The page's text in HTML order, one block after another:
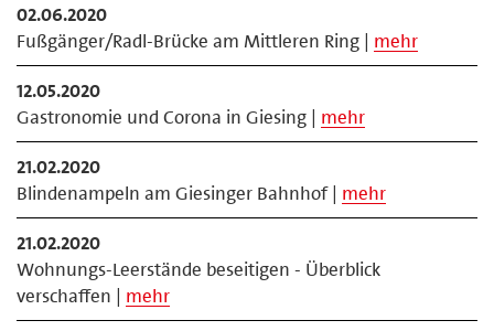
02.06.2020
Fußgänger/Radl-Brücke am Mittleren Ring | mehr
12.05.2020
Gastronomie und Corona in Giesing | mehr
21.02.2020
Blindenampeln am Giesinger Bahnhof | mehr
21.02.2020
Wohnungs-Leerstände beseitigen - Überblick
verschaffen | mehr